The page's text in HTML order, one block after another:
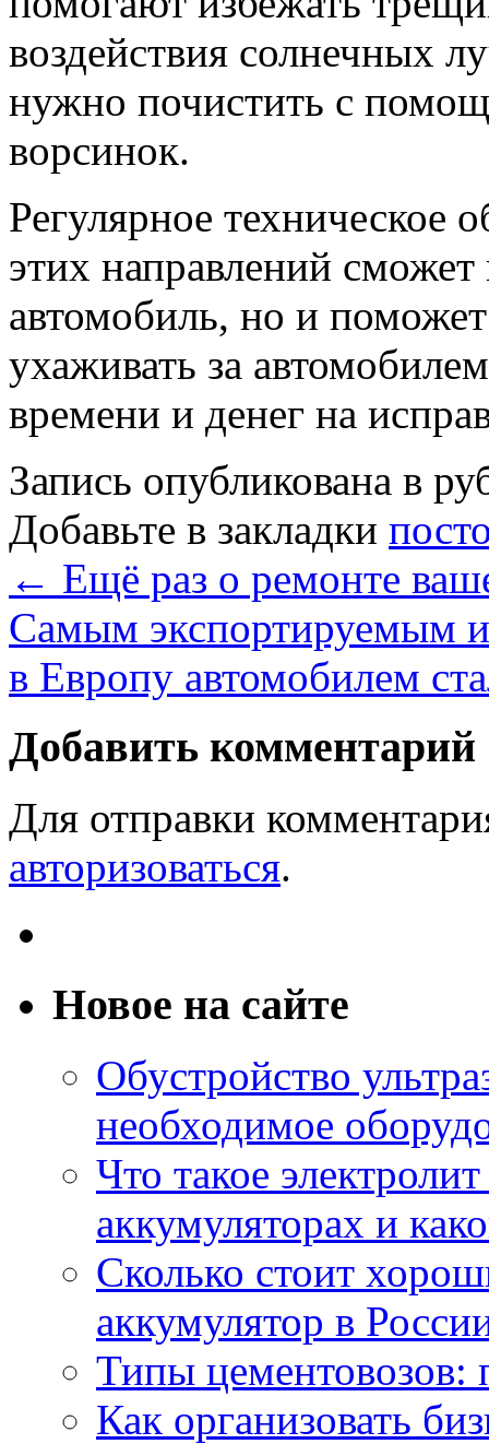
воздействия солнечных
нужно почистить с
ворсинок.
Регулярное техническое
этих направлений
автомобиль, но и
ухаживать за
времени и денег на
Запись опубликована в
Добавьте в закладки
← Ещё раз о ремонте
Самым экспортируемым
в Европу автомобилем
Добавить комментарий
Для отправки
авторизоваться.
Новое на сайте
Обустройство
необходимое
Что такое
аккумуляторах и
Сколько стоит
аккумулятор в
Типы цементовозов:
Как организовать